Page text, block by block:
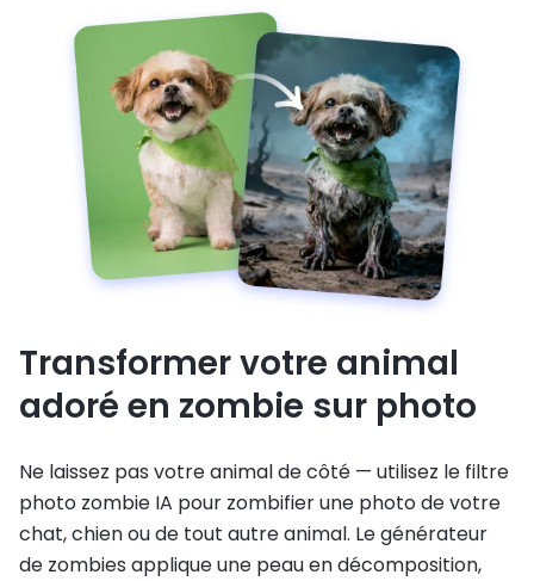
Transformer votre animal
adoré en zombie sur photo
Ne laissez pas votre animal de côté — utilisez le filtre
photo zombie IA pour zombifier une photo de votre
chat, chien ou de tout autre animal. Le générateur
de zombies applique une peau en décomposition,